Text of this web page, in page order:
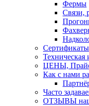
Фермы
Связи,
Сертификаты
ЦЕНЫ,
Как с нами
Часто
ОТЗЫВЫ